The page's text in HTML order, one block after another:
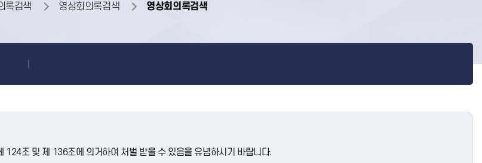
록검색 영상회의록검색 영상회의록검색
124조 및 제 136조에 의거하여 처벌 받을 수 있음을 유념하시기 바랍니다.